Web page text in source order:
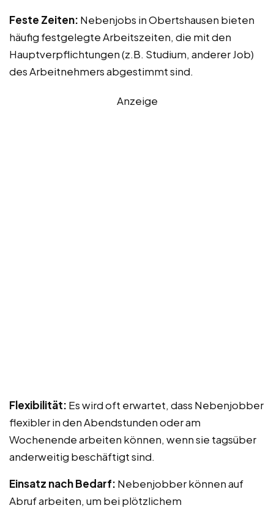
Feste Zeiten: Nebenjobs in Obertshausen bieten
häufig festgelegte Arbeitszeiten, die mit den
Hauptverpflichtungen (z.B. Studium, anderer Job)
des Arbeitnehmers abgestimmt sind.
Anzeige
Flexibilität: Es wird oft erwartet, dass Nebenjobber
flexibler in den Abendstunden oder am
Wochenende arbeiten können, wenn sie tagsüber
anderweitig beschäftigt sind.
Einsatz nach Bedarf: Nebenjobber können auf
Abruf arbeiten, um bei plötzlichem